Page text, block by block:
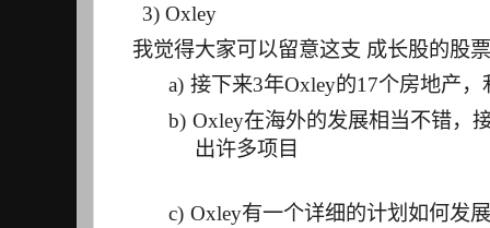
3) Oxley
我觉得大家可以留意这支 成长股的股
a) 接下来3年Oxley的17个房地产，
b) Oxley在海外的发展相当不错，
出许多项目
c) Oxley有一个详细的计划如何发